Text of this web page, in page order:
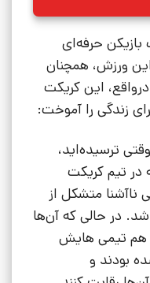
حرفه‌ای
ورزش، همچنان
درواقع، این کریکت
زندگی را آموخت:
ترسیده‌اید،
در تیم کریکت
ناآشنا متشکل از
شد. در حالی که آن‌ها
و هم تیمی هایش
بودند و